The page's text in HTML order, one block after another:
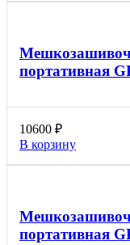
портативная
10600 ₽
В корзину
портативная